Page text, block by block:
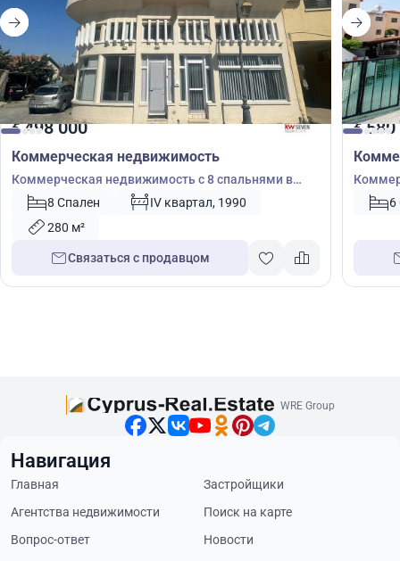
€498 000
Коммерческая недвижимость
Коммерческая недвижимость с 8 спальнями в
Перволия, Ларнака, Кипр № 39789
8 Спален
IV квартал, 1990
280 м²
Связаться с продавцом
€580
6
WRE Group
Навигация
Главная
Застройщики
Агентства недвижимости
Поиск на карте
Вопрос-ответ
Новости